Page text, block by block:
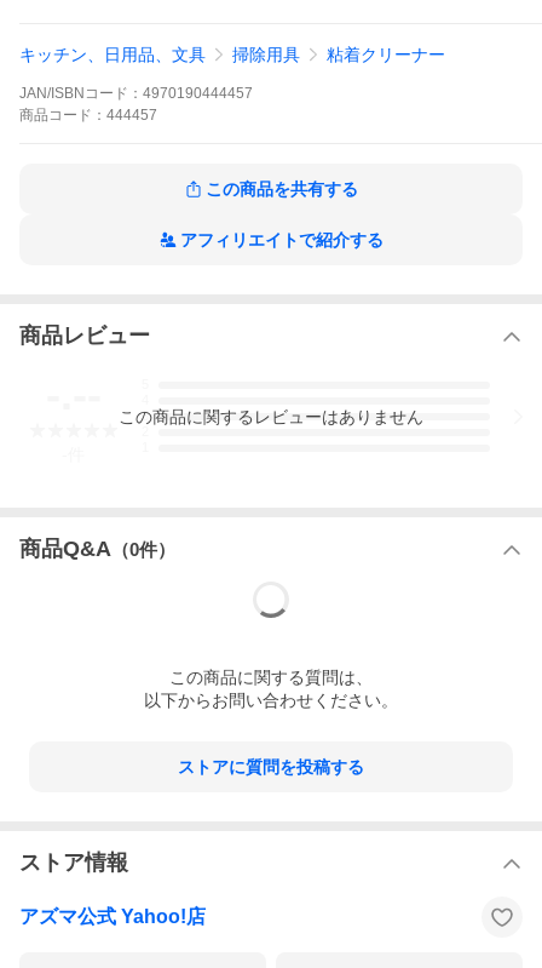
これは便利！商品の特長
玄関ドアにピタッ!
※磁石がつかない玄関ドアには貼り付けできません。
キッチン、日用品、文具 掃除用具 粘着クリーナー
JAN/ISBNコード： 4970190444457
商品 コード： 444457
この商品を共有する
アフィリエイトで紹介する
商品レビュー
3
この商品に関するレビューはありません
商品Q&A （0件）
この商品に関する質問は、
以下からお問い合わせください。
ストアに質問を投稿する
ストア情報
アズマ公式 Yahoo!店